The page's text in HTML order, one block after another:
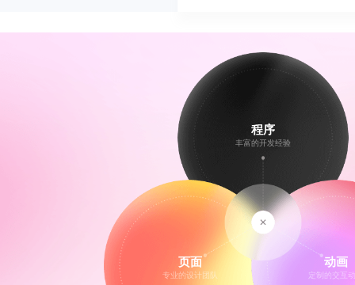
程序
丰富的开发经验
页面
专业的设计团队
动画
定制的交互